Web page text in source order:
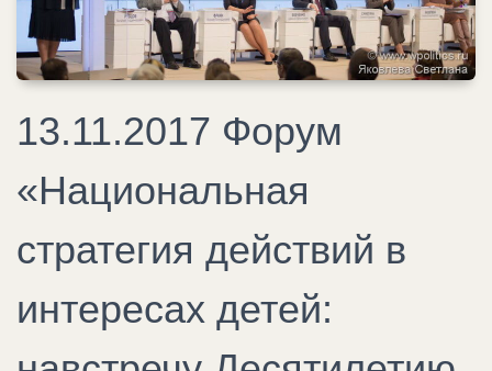
13.11.2017 Форум
«Национальная
стратегия действий в
интересах детей: